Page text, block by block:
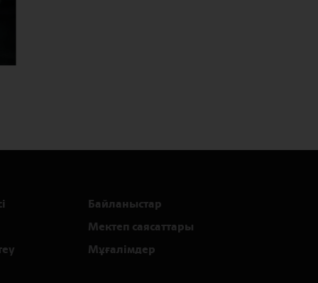
Байланыстар
Мектеп саясаттары
Мұғалімдер